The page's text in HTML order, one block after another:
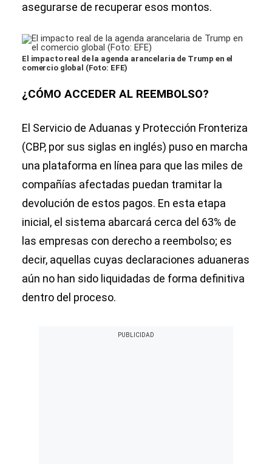
asegurarse de recuperar esos montos.
El impacto real de la agenda arancelaria de Trump en el
comercio global (Foto: EFE)
¿CÓMO ACCEDER AL REEMBOLSO?
El Servicio de Aduanas y Protección Fronteriza
(CBP, por sus siglas en inglés) puso en marcha
una plataforma en línea para que las miles de
compañías afectadas puedan tramitar la
devolución de estos pagos. En esta etapa
inicial, el sistema abarcará cerca del 63% de
las empresas con derecho a reembolso; es
decir, aquellas cuyas declaraciones aduaneras
aún no han sido liquidadas de forma definitiva
dentro del proceso.